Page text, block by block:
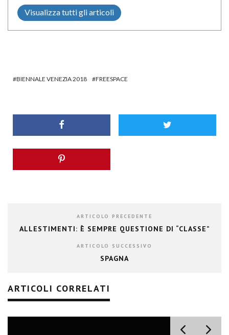
Visualizza tutti gli articoli
BIENNALE VENEZIA 2018 FREESPACE
ARTICOLO PRECEDENTE
ALLESTIMENTI: È SEMPRE QUESTIONE DI “CLASSE”
ARTICOLO SUCCESSIVO
SPAGNA
ARTICOLI CORRELATI